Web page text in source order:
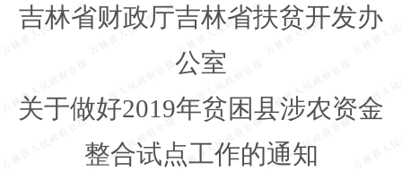
吉林省财政厅吉林省扶贫开发办
公室
关于做好2019年贫困县涉农资金
整合试点工作的通知